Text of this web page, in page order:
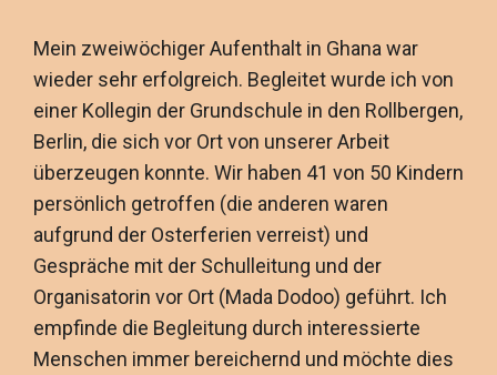
Mein zweiwöchiger Aufenthalt in Ghana war
wieder sehr erfolgreich. Begleitet wurde ich von
einer Kollegin der Grundschule in den Rollbergen,
Berlin, die sich vor Ort von unserer Arbeit
überzeugen konnte. Wir haben 41 von 50 Kindern
persönlich getroffen (die anderen waren
aufgrund der Osterferien verreist) und
Gespräche mit der Schulleitung und der
Organisatorin vor Ort (Mada Dodoo) geführt. Ich
empfinde die Begleitung durch interessierte
Menschen immer bereichernd und möchte dies